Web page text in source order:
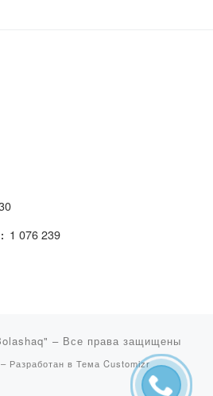
1 076 239
– Все права защищены
– Разработан в Тема Customizr